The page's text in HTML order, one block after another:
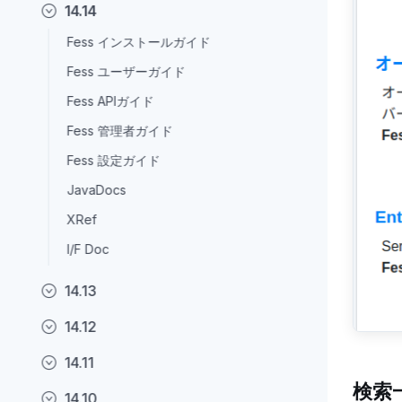
14.14
Fess インストールガイド
Fess ユーザーガイド
Fess APIガイド
Fess 管理者ガイド
Fess 設定ガイド
JavaDocs
XRef
I/F Doc
14.13
14.12
14.11
14.10
検索